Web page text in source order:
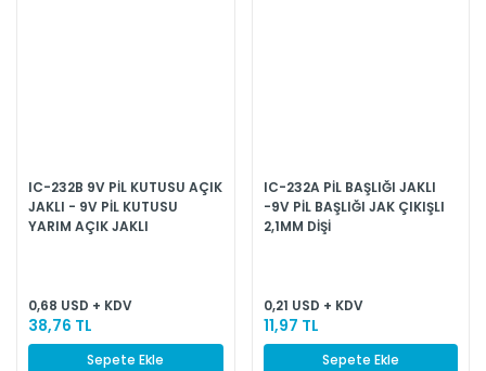
IC-232B 9V PİL KUTUSU AÇIK
JAKLI - 9V PİL KUTUSU
YARIM AÇIK JAKLI
0,68 USD + KDV
38,76 TL
Sepete Ekle
IC-232A PİL BAŞLIĞI JAKLI
-9V PİL BAŞLIĞI JAK ÇIKIŞLI
2,1MM DİŞİ
0,21 USD + KDV
11,97 TL
Sepete Ekle